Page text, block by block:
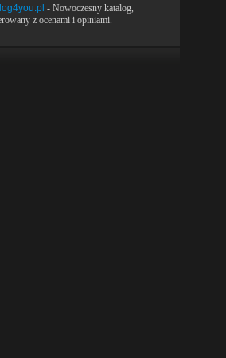
- Nowoczesny katalog,
z ocenami i opiniami.